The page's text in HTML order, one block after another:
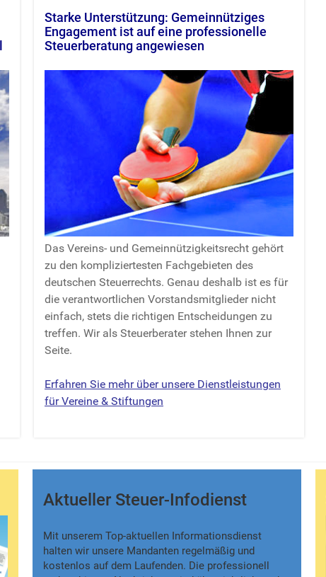
Starke Unterstützung: Gemeinnütziges
Engagement ist auf eine professionelle
Steuerberatung angewiesen
Das Vereins- und Gemeinnützigkeitsrecht gehört
zu den kompliziertesten Fachgebieten des
deutschen Steuerrechts. Genau deshalb ist es für
die verantwortlichen Vorstandsmitglieder nicht
einfach, stets die richtigen Entscheidungen zu
treffen. Wir als Steuerberater stehen Ihnen zur
Seite.
Erfahren Sie mehr über unsere Dienstleistungen
für Vereine & Stiftungen
Aktueller Steuer-Infodienst
Mit unserem Top-aktuellen Informationsdienst
halten wir unsere Mandanten regelmäßig und
kostenlos auf dem Laufenden. Die professionell